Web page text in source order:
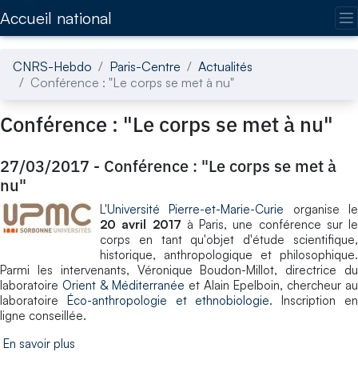
Accueil national
CNRS-Hebdo Paris-Centre
Actualités
Conférence : "Le corps se met à nu"
Conférence : "Le corps se met à nu"
27/03/2017 - Conférence : "Le corps se met à
nu"
L'Université Pierre-et-Marie-Curie organise le
20 avril 2017 à Paris, une conférence sur le
corps en tant qu'objet d'étude scientifique,
historique, anthropologique et philosophique.
Parmi les intervenants, Véronique Boudon-Millot, directrice du
laboratoire Orient & Méditerranée et Alain Epelboin, chercheur au
laboratoire Éco-anthropologie et ethnobiologie. Inscription en
ligne conseillée.
En savoir plus